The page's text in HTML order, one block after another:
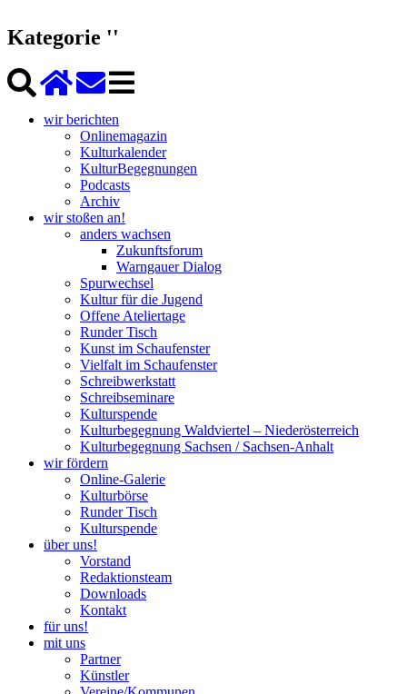
Kategorie ''
wir berichten
Onlinemagazin
Kulturkalender
KulturBegegnungen
Podcasts
Archiv
wir stoßen an!
anders wachsen
Zukunftsforum
Warngauer Dialog
Spurwechsel
Kultur für die Jugend
Offene Ateliertage
Runder Tisch
Kunst im Schaufenster
Vielfalt im Schaufenster
Schreibwerkstatt
Schreibseminare
Kulturspende
Kulturbegegnung Waldviertel – Niederösterreich
Kulturbegegnung Sachsen / Sachsen-Anhalt
wir fördern
Online-Galerie
Kulturbörse
Runder Tisch
Kulturspende
über uns!
Vorstand
Redaktionsteam
Downloads
Kontakt
für uns!
mit uns
Partner
Künstler